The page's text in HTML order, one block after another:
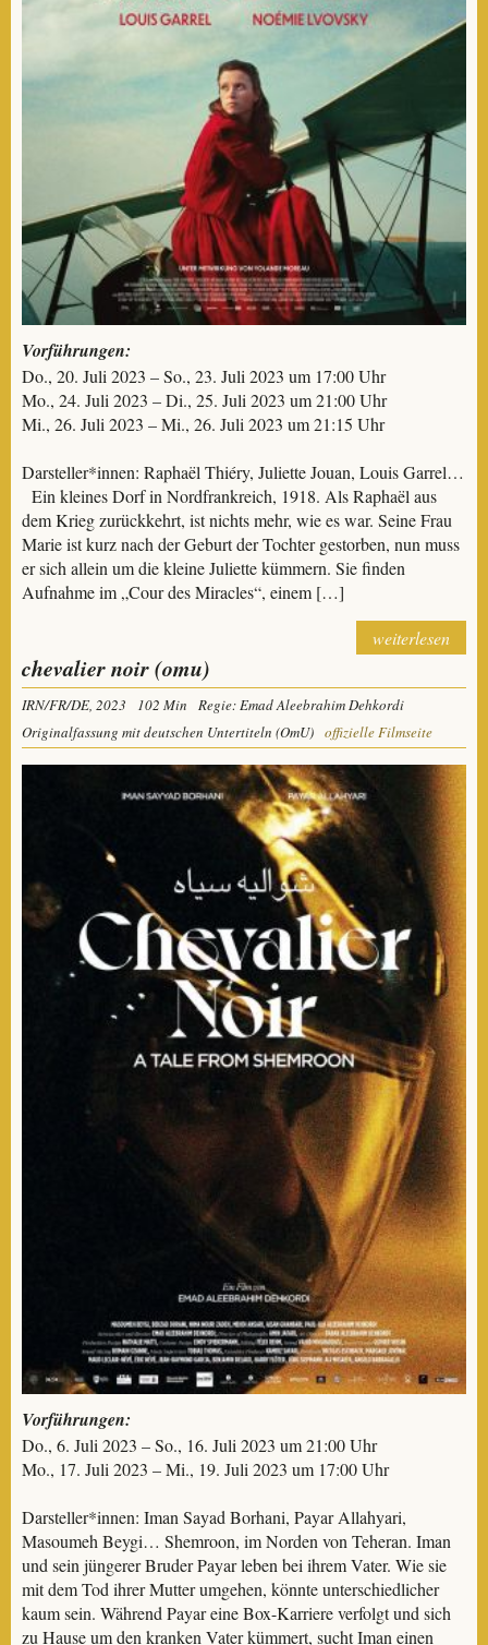
Vorführungen:
Do., 20. Juli 2023 – So., 23. Juli 2023 um 17:00 Uhr
Mo., 24. Juli 2023 – Di., 25. Juli 2023 um 21:00 Uhr
Mi., 26. Juli 2023 – Mi., 26. Juli 2023 um 21:15 Uhr
Darsteller*innen: Raphaël Thiéry, Juliette Jouan, Louis Garrel…
Ein kleines Dorf in Nordfrankreich, 1918. Als Raphaël aus
dem Krieg zurückkehrt, ist nichts mehr, wie es war. Seine Frau
Marie ist kurz nach der Geburt der Tochter gestorben, nun muss
er sich allein um die kleine Juliette kümmern. Sie finden
Aufnahme im „Cour des Miracles“, einem […]
weiterlesen
chevalier noir (omu)
IRN/FR/DE, 2023 102 Min
Regie: Emad Aleebrahim Dehkordi
Originalfassung mit deutschen Untertiteln (OmU) offizielle Filmseite
Vorführungen:
Do., 6. Juli 2023 – So., 16. Juli 2023 um 21:00 Uhr
Mo., 17. Juli 2023 – Mi., 19. Juli 2023 um 17:00 Uhr
Darsteller*innen: Iman Sayad Borhani, Payar Allahyari,
Masoumeh Beygi… Shemroon, im Norden von Teheran. Iman
und sein jüngerer Bruder Payar leben bei ihrem Vater. Wie sie
mit dem Tod ihrer Mutter umgehen, könnte unterschiedlicher
kaum sein. Während Payar eine Box-Karriere verfolgt und sich
zu Hause um den kranken Vater kümmert, sucht Iman einen